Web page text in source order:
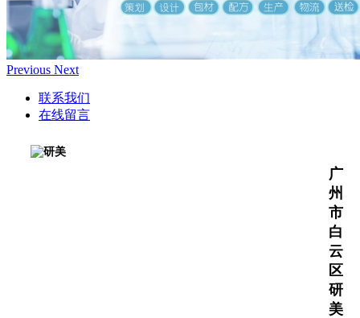
Previous Next
联系我们
在线留言
广
州
市
白
云
区
研
美